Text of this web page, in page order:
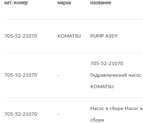
кат. номер марка название
705-52-21070 KOMATSU PUMP ASS'Y
705-52-21070 -
705-52-21070
Гидравлический насос
KOMATSU
705-52-21070 -
Насос в сборе Насос в
сборе